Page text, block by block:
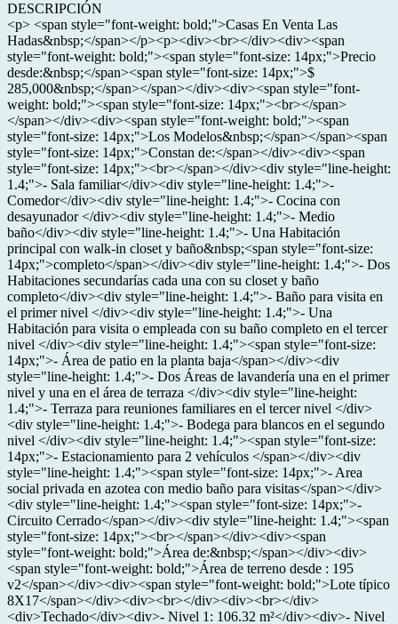
DESCRIPCIÓN
<p> <span style="font-weight: bold;">Casas En Venta Las
Hadas&nbsp;</span></p><p><div><br></div><div><span
style="font-weight: bold;"><span style="font-size: 14px;">Precio
desde:&nbsp;</span><span style="font-size: 14px;">$
285,000&nbsp;</span></span></div><div><span style="font-
weight: bold;"><span style="font-size: 14px;"><br></span>
</span></div><div><span style="font-weight: bold;"><span
style="font-size: 14px;">Los Modelos&nbsp;</span></span><span
style="font-size: 14px;">Constan de:</span></div><div><span
style="font-size: 14px;"><br></span></div><div style="line-height:
1.4;">- Sala familiar</div><div style="line-height: 1.4;">-
Comedor</div><div style="line-height: 1.4;">- Cocina con
desayunador </div><div style="line-height: 1.4;">- Medio
baño</div><div style="line-height: 1.4;">- Una Habitación
principal con walk-in closet y baño&nbsp;<span style="font-size:
14px;">completo</span></div><div style="line-height: 1.4;">- Dos
Habitaciones secundarías cada una con su closet y baño
completo</div><div style="line-height: 1.4;">- Baño para visita en
el primer nivel </div><div style="line-height: 1.4;">- Una
Habitación para visita o empleada con su baño completo en el tercer
nivel </div><div style="line-height: 1.4;"><span style="font-size:
14px;">- Área de patio en la planta baja</span></div><div
style="line-height: 1.4;">- Dos Áreas de lavandería una en el primer
nivel y una en el área de terraza </div><div style="line-height:
1.4;">- Terraza para reuniones familiares en el tercer nivel </div>
<div style="line-height: 1.4;">- Bodega para blancos en el segundo
nivel </div><div style="line-height: 1.4;"><span style="font-size:
14px;">- Estacionamiento para 2 vehículos </span></div><div
style="line-height: 1.4;"><span style="font-size: 14px;">- Area
social privada en azotea con medio baño para visitas</span></div>
<div style="line-height: 1.4;"><span style="font-size: 14px;">-
Circuito Cerrado</span></div><div style="line-height: 1.4;"><span
style="font-size: 14px;"><br></span></div><div><span
style="font-weight: bold;">Área de:&nbsp;</span></div><div>
<span style="font-weight: bold;">Área de terreno desde : 195
v2</span></div><div><span style="font-weight: bold;">Lote típico
8X17</span></div><div><br></div><div><br></div>
<div>Techado</div><div>- Nivel 1: 106.32 m²</div><div>- Nivel